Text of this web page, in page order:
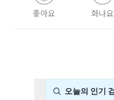
좋아요 화나요